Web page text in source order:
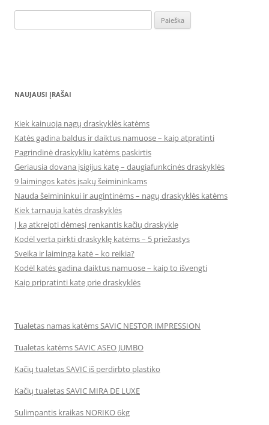
NAUJAUSI ĮRAŠAI
Kiek kainuoja nagų draskyklės katėms
Katės gadina baldus ir daiktus namuose – kaip atpratinti
Pagrindinė draskyklių katėms paskirtis
Geriausia dovana įsigijus katę – daugiafunkcinės draskyklės
9 laimingos katės įsakų šeimininkams
Nauda šeimininkui ir augintinėms – nagų draskyklės katėms
Kiek tarnauja katės draskyklės
Į ką atkreipti dėmesį renkantis kačių draskyklę
Kodėl verta pirkti draskyklę katėms – 5 priežastys
Sveika ir laiminga katė – ko reikia?
Kodėl katės gadina daiktus namuose – kaip to išvengti
Kaip pripratinti katę prie draskyklės
Tualetas namas katėms SAVIC NESTOR IMPRESSION
Tualetas katėms SAVIC ASEO JUMBO
Kačių tualetas SAVIC iš perdirbto plastiko
Kačių tualetas SAVIC MIRA DE LUXE
Sulimpantis kraikas NORIKO 6kg